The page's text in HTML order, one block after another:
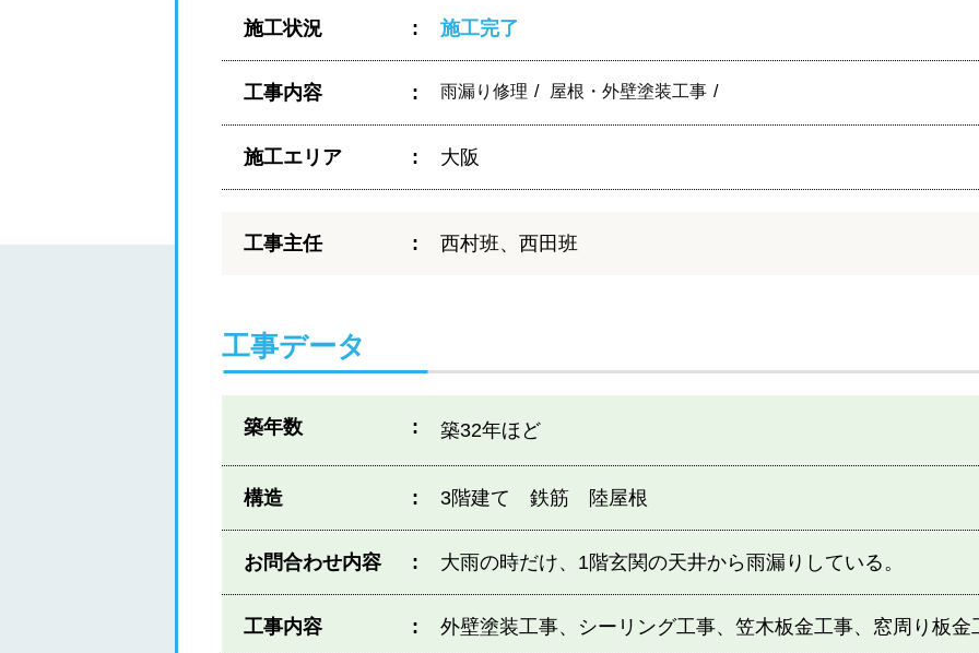
施工状況 施工完了
工事内容 雨漏り修理 屋根・外壁塗装工事
施工エリア 大阪
工事主任 西村班、西田班
工事データ
築年数 築32年ほど
構造 3階建て 鉄筋 陸屋根
お問合わせ内容 大雨の時だけ、1階玄関の天井から雨漏りしている。
工事内容 外壁塗装工事、シーリング工事、笠木板金工事、窓周り板金